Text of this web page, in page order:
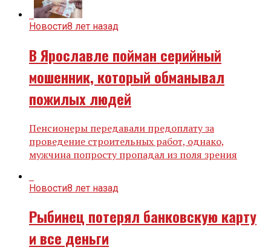
Новости8 лет назад
В Ярославле пойман серийный
мошенник, который обманывал
пожилых людей
Пенсионеры передавали предоплату за
проведение строительных работ, однако,
мужчина попросту пропадал из поля зрения
Новости8 лет назад
Рыбинец потерял банковскую карту
и все деньги